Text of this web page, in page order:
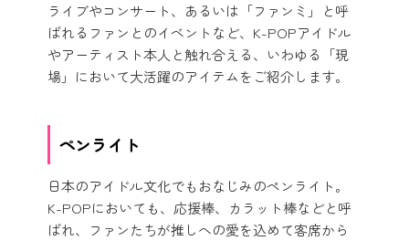
ライブやコンサート、あるいは「ファンミ」と呼
ばれるファンとのイベントなど、K-POPアイドル
やアーティスト本人と触れ合える、いわゆる「現
場」において大活躍のアイテムをご紹介します。
ペンライト
日本のアイドル文化でもおなじみのペンライト。
K-POPにおいても、応援棒、カラット棒などと呼
ばれ、ファンたちが推しへの愛を込めて客席から